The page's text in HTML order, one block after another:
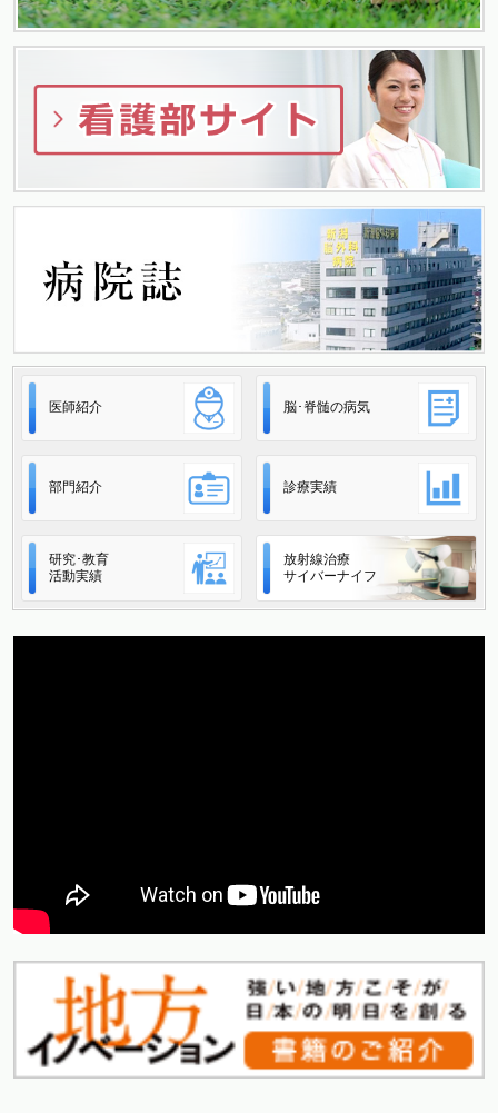
ョ
ン
医師紹介 脳･脊髄の病気
部門紹介 診療実績
研究･教育
活動実績
放射線治療
サイバーナイフ